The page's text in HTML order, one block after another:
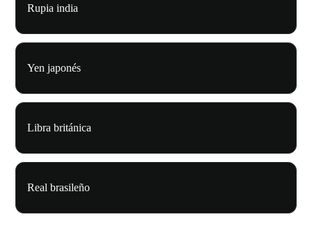
Rupia india
Yen japonés
Libra británica
Real brasileño